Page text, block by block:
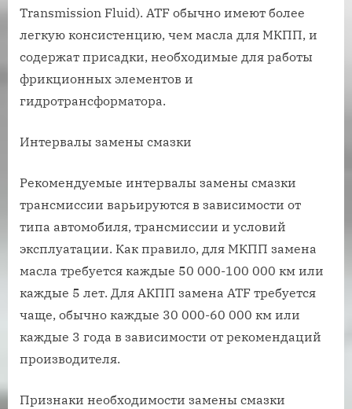
Transmission Fluid). ATF обычно имеют более
легкую консистенцию, чем масла для МКПП, и
содержат присадки, необходимые для работы
фрикционных элементов и
гидротрансформатора.
Интервалы замены смазки
Рекомендуемые интервалы замены смазки
трансмиссии варьируются в зависимости от
типа автомобиля, трансмиссии и условий
эксплуатации. Как правило, для МКПП замена
масла требуется каждые 50 000-100 000 км или
каждые 5 лет. Для АКПП замена ATF требуется
чаще, обычно каждые 30 000-60 000 км или
каждые 3 года в зависимости от рекомендаций
производителя.
Признаки необходимости замены смазки